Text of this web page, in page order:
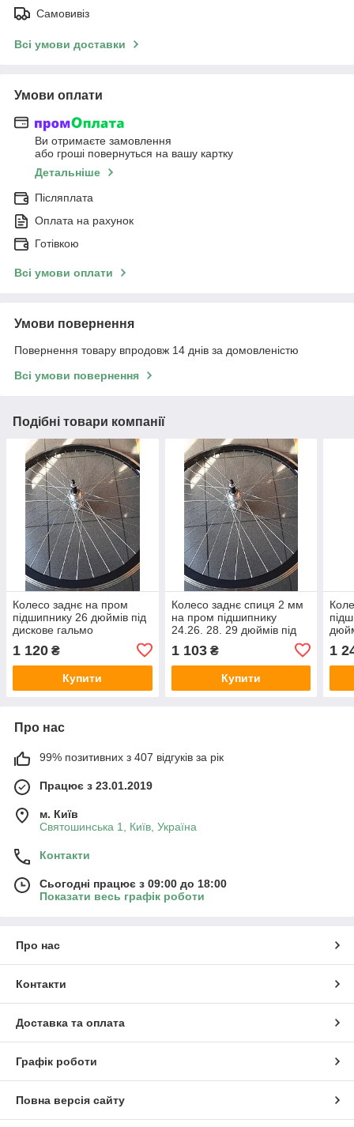
Самовивіз
Всі умови доставки
Умови оплати
Ви отримаєте замовлення
або гроші повернуться на вашу картку
Детальніше
Післяплата
Оплата на рахунок
Готівкою
Всі умови оплати
Умови повернення
Повернення товару впродовж 14 днів за домовленістю
Всі умови повернення
Подібні товари компанії
Колесо заднє на пром
підшипнику 26 дюймів під
дискове гальмо
1 120 ₴
Купити
Колесо заднє спиця 2 мм
на пром підшипнику
24.26. 28. 29 дюймів під
1 103₴
Купити
1
Про нас
99% позитивних з 407 відгуків за рік
Працює з 23.01.2019
м. Київ
Святошинська 1, Київ, Україна
Контакти
Сьогодні працює з 09:00 до 18:00
Показати весь графік роботи
Про нас
Контакти
Доставка та оплата
Графік роботи
Повна версія сайту